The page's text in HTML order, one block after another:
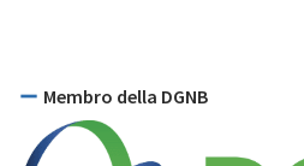
Membro della DGNB